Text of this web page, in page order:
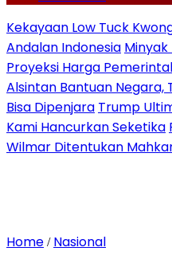
Kekayaan Low Tuck
Andalan Indonesia Minyak
Proyeksi Harga
Alsintan Bantuan Negara,
Bisa Dipenjara Trump
Kami Hancurkan Seketika
Wilmar Ditentukan
Home / Nasional